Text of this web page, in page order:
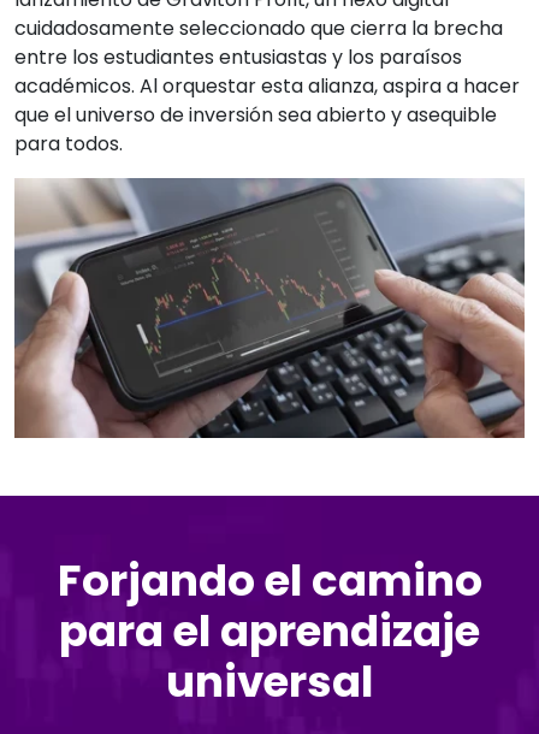
cuidadosamente seleccionado que cierra la brecha
entre los estudiantes entusiastas y los paraísos
académicos. Al orquestar esta alianza, aspira a hacer
que el universo de inversión sea abierto y asequible
para todos.
Forjando el camino
para el aprendizaje
universal